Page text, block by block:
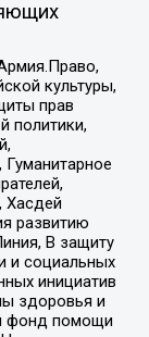
культуры,
прав
политики,
Хасдей
развитию
В защиту
и социальных
инициатив
здоровья и
фонд помощи